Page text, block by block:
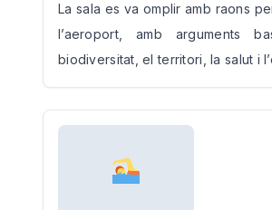
La sala es va omplir amb raons
l’aeroport, amb arguments
biodiversitat, el territori, la salut i